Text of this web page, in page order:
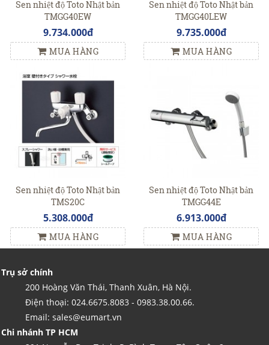
Sen nhiệt độ Toto Nhật bản
TMGG40EW
9.734.000đ
MUA HÀNG
Sen nhiệt độ Toto Nhật bản
TMGG40LEW
9.735.000đ
MUA HÀNG
Sen nhiệt độ Toto Nhật bản
TMS20C
5.308.000đ
MUA HÀNG
Sen nhiệt độ Toto Nhật bản
TMGG44E
6.913.000đ
MUA HÀNG
Trụ sở chính
200 Hoàng Văn Thái, Thanh Xuân, Hà Nội.
Điện thoại: 024.6675.8083 - 0983.38.00.66.
Email: sales@eumart.vn
Chi nhánh TP HCM